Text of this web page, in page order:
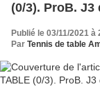
(0/3). ProB. J3
Publié le 03/11/2021 à
Par Tennis de table